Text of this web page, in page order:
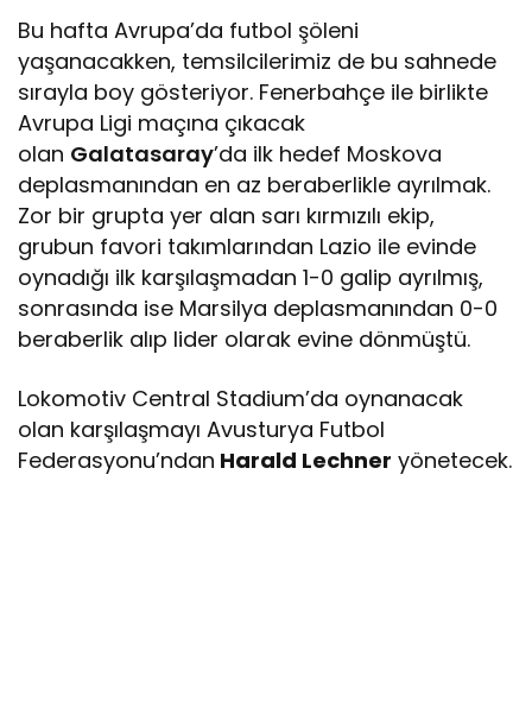
Bu hafta Avrupa’da futbol şöleni
yaşanacakken, temsilcilerimiz de bu sahnede
sırayla boy gösteriyor. Fenerbahçe ile birlikte
Avrupa Ligi maçına çıkacak
olan Galatasaray’da ilk hedef Moskova
deplasmanından en az beraberlikle ayrılmak.
Zor bir grupta yer alan sarı kırmızılı ekip,
grubun favori takımlarından Lazio ile evinde
oynadığı ilk karşılaşmadan 1-0 galip ayrılmış,
sonrasında ise Marsilya deplasmanından 0-0
beraberlik alıp lider olarak evine dönmüştü.
Lokomotiv Central Stadium’da oynanacak
olan karşılaşmayı Avusturya Futbol
Federasyonu’ndan Harald Lechner yönetecek.